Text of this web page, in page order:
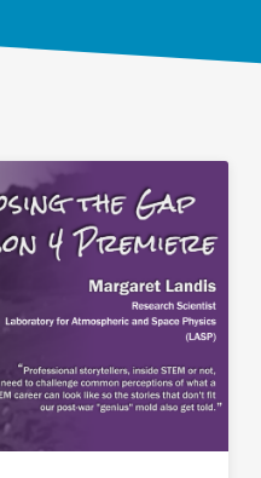
Permanent Link to Margaret